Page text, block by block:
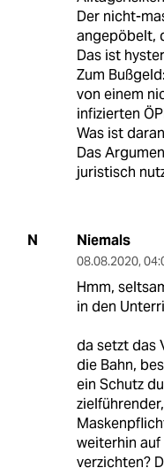
Der nicht-
angepöbelt,
Das ist
Zum
von einem
infizierten
Was ist
Das
juristisch
N Niemals
08.08.2020,
Hmm,
in den
da setzt das
die Bahn,
ein Schutz
weiterhin auf
verzichten?